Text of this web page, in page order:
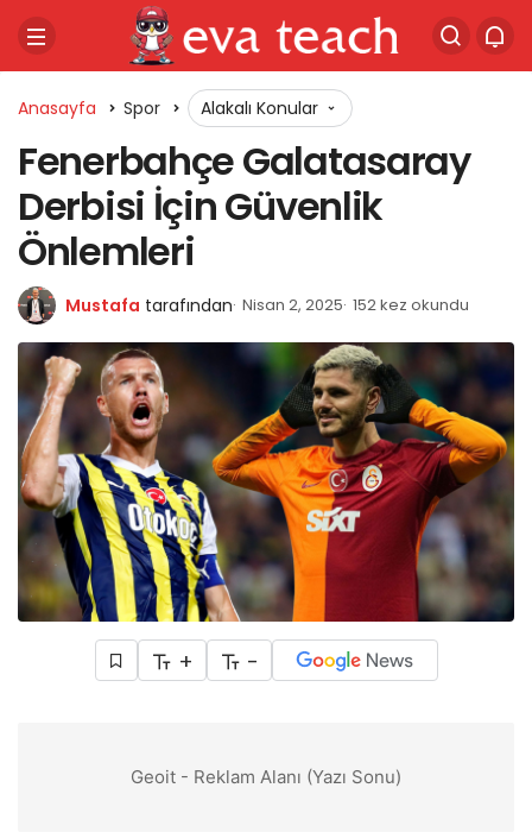
Anasayfa Spor Alakalı Konular
Fenerbahçe Galatasaray
Derbisi İçin Güvenlik
Önlemleri
Mustafa tarafından Nisan 2, 2025 152 kez okundu
+ -
Geoit - Reklam Alanı (Yazı Sonu)